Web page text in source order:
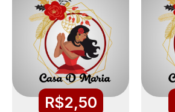
R$2,50